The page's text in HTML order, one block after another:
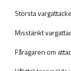
Största
Misstänkt
Fårägaren om